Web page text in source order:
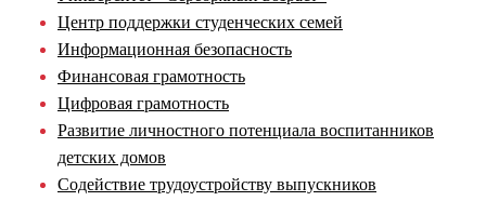
Центр поддержки студенческих семей
Информационная безопасность
Финансовая грамотность
Цифровая грамотность
Развитие личностного потенциала воспитанников
детских домов
Содействие трудоустройству выпускников